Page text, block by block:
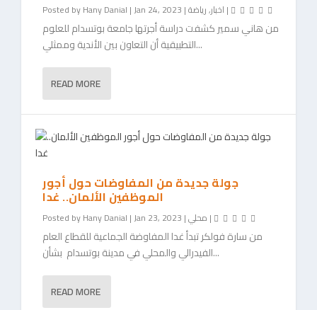
Posted byHany Danial |Jan 24, 2023 | اخبار,رياضة |
من هاني سمير كشفت دراسة أجرتها جامعة بوتسدام للعلوم
التطبيقية أن التعاون بين الأندية وممثلي...
READ MORE
جولة جديدة من المفاوضات حول أجور
الموظفين الألمان.. غدا
Posted byHany Danial |Jan 23, 2023 |محلي |
من سارة فولكر تبدأ غدا المفاوضة الجماعية للقطاع العام
الفيدرالي والمحلي في مدينة بوتسدام بشأن...
READ MORE